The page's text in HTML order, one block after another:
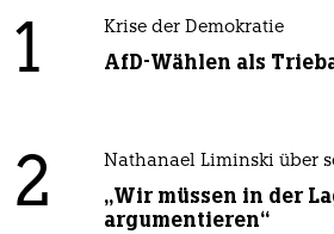
1 Krise der Demokratie
AfD-Wählen als
2 Nathanael Liminski über
„Wir müssen in der
argumentieren“